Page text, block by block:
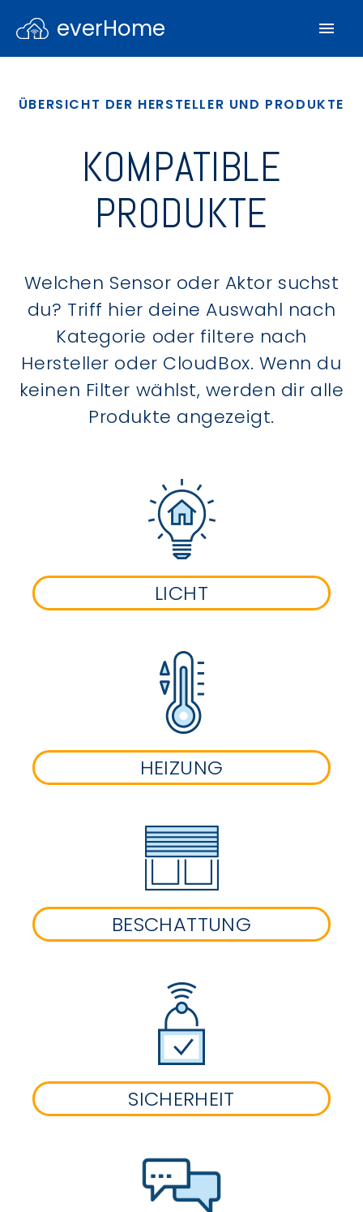
everHome
ÜBERSICHT DER HERSTELLER UND PRODUKTE
KOMPATIBLE
PRODUKTE
Welchen Sensor oder Aktor suchst
du? Triff hier deine Auswahl nach
Kategorie oder filtere nach
Hersteller oder CloudBox. Wenn du
keinen Filter wählst, werden dir alle
Produkte angezeigt.
LICHT
HEIZUNG
BESCHATTUNG
SICHERHEIT